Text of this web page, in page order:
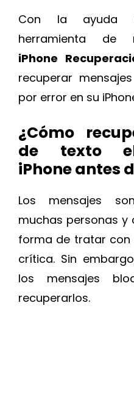
Con la ayuda
herramienta de
iPhone
recuperar
por error en su
¿Cómo
de texto
iPhone antes
Los mensajes
muchas personas y
forma de tratar con
crítica. Sin
los mensajes
recuperarlos.